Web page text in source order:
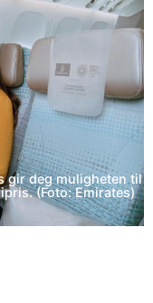
gir deg muligheten til
(Foto: Emirates)